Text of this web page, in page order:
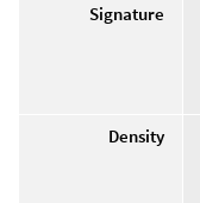
Signature
Density